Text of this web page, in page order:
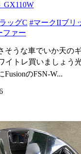
GX110W
ッグC #マークIIブリ
ファー
そうな車でいか天の
イトレ買いましょう
FusionのFSN-W...